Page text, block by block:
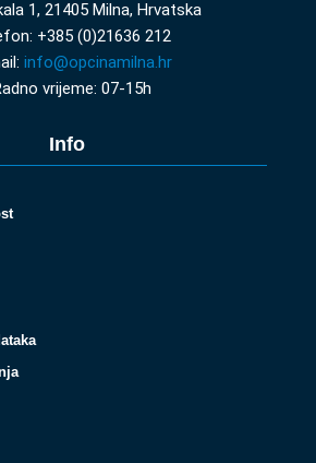
1, 21405 Milna, Hrvatska
+385 (0)21636 212
info@opcinamilna.hr
vrijeme: 07-15h
Info